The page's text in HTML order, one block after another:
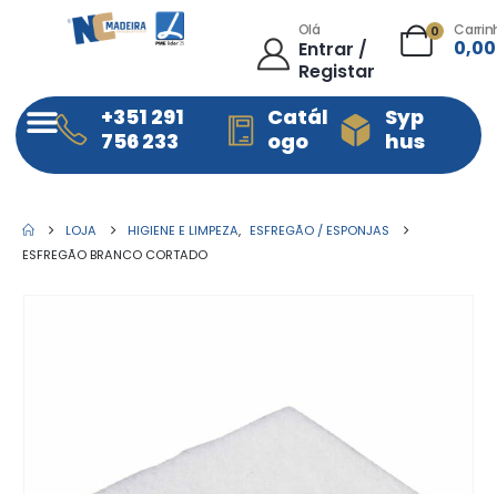
Olá
Entrar /
Registar
0
+351 291
756 233
Catál
ogo
Syp
hus
LOJA HIGIENE E LIMPEZA, ESFREGÃO / ESPONJAS
ESFREGÃO BRANCO CORTADO